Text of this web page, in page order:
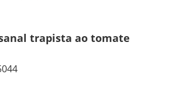
trapista ao tomate